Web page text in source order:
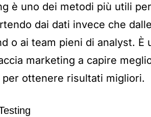
è uno dei metodi più utili
dai dati invece che
o ai team pieni di analyst.
marketing a capire
ottenere risultati migliori.